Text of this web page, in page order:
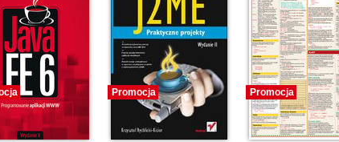
Promocja Promocja